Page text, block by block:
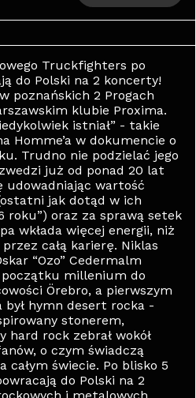
Truckfighters po
do Polski na 2 koncerty!
poznańskich 2 Progach
klubie Proxima.
istniał” - takie
Homme’a w dokumencie o
Trudno nie podzielać jego
już od ponad 20 lat
udowadniając wartość
jak dotąd w ich
roku”) oraz za sprawą setek
wkłada więcej energii, niż
całą karierę. Niklas
“Ozo” Cedermalm
początku millenium do
Örebro, a pierwszym
hymn desert rocka -
stonerem,
hard rock zebrał wokół
o czym świadczą
całym świecie. Po blisko 5
do Polski na 2